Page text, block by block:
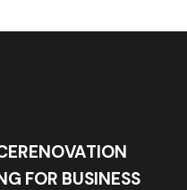
RENOVATION
FOR BUSINESS